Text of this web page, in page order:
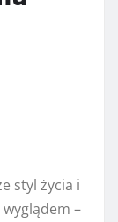
styl życia i
–